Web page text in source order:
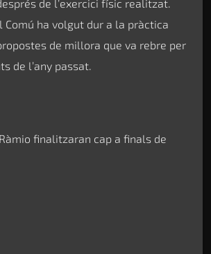
de l’exercici físic realitzat.
Comú ha volgut dur a la pràctica
de millora que va rebre per
de l’any passat.
finalitzaran cap a finals de